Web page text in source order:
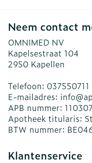
Neem contact
OMNIMED NV
Kapelsestraat 104
2950 Kapellen
Telefoon: 037550711
E-mailadres: info@
APB nummer:
Apotheek titularis:
BTW nummer:
Klantenservice